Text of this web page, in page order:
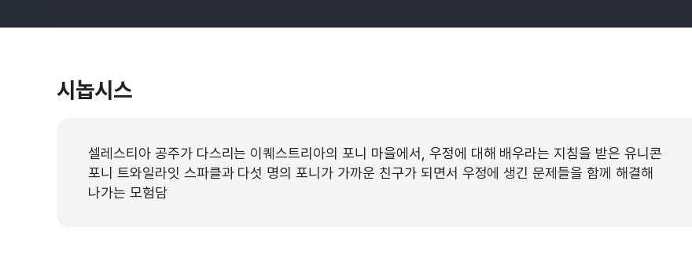
시놉시스
셀레스티아 공주가 다스리는 이퀘스트리아의 포니 마을에서, 우정에 대해 배우라는 지침을 받은 유니콘
포니 트와일라잇 스파클과 다섯 명의 포니가 가까운 친구가 되면서 우정에 생긴 문제들을 함께 해결해
나가는 모험담